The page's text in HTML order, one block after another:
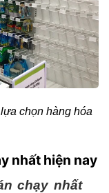
chọn hàng hóa
nhất hiện nay
chạy nhất